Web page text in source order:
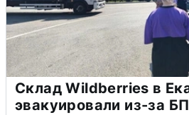
Склад Wildberries в
эвакуировали из-за